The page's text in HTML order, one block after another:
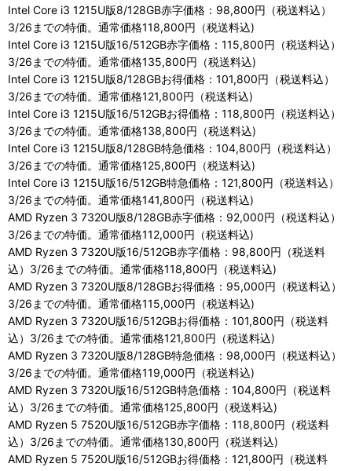
Intel Core i3 1215U版8/128GB赤字価格：98,800円（税送料込）
3/26までの特価。通常価格118,800円（税送料込)
Intel Core i3 1215U版16/512GB赤字価格：115,800円（税送料込）
3/26までの特価。通常価格135,800円（税送料込)
Intel Core i3 1215U版8/128GBお得価格：101,800円（税送料込）
3/26までの特価。通常価格121,800円（税送料込)
Intel Core i3 1215U版16/512GBお得価格：118,800円（税送料込）
3/26までの特価。通常価格138,800円（税送料込)
Intel Core i3 1215U版8/128GB特急価格：104,800円（税送料込）
3/26までの特価。通常価格125,800円（税送料込)
Intel Core i3 1215U版16/512GB特急価格：121,800円（税送料込）
3/26までの特価。通常価格141,800円（税送料込)
AMD Ryzen 3 7320U版8/128GB赤字価格：92,000円（税送料込）
3/26までの特価。通常価格112,000円（税送料込)
AMD Ryzen 3 7320U版16/512GB赤字価格：98,800円（税送料
込）3/26までの特価。通常価格118,800円（税送料込)
AMD Ryzen 3 7320U版8/128GBお得価格：95,000円（税送料込）
3/26までの特価。通常価格115,000円（税送料込)
AMD Ryzen 3 7320U版16/512GBお得価格：101,800円（税送料
込）3/26までの特価。通常価格121,800円（税送料込)
AMD Ryzen 3 7320U版8/128GB特急価格：98,000円（税送料込）
3/26までの特価。通常価格119,000円（税送料込)
AMD Ryzen 3 7320U版16/512GB特急価格：104,800円（税送料
込）3/26までの特価。通常価格125,800円（税送料込)
AMD Ryzen 5 7520U版16/512GB赤字価格：118,800円（税送料
込）3/26までの特価。通常価格130,800円（税送料込)
AMD Ryzen 5 7520U版16/512GBお得価格：121,800円（税送料